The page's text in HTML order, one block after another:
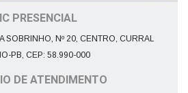
PRESENCIAL
SOBRINHO, Nº 20, CENTRO, CURRAL
PB, CEP: 58.990-000
DE ATENDIMENTO